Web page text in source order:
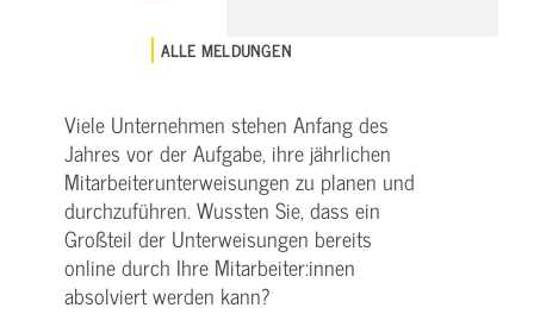
ALLE MELDUNGEN
Viele Unternehmen stehen Anfang des
Jahres vor der Aufgabe, ihre jährlichen
Mitarbeiterunterweisungen zu planen und
durchzuführen. Wussten Sie, dass ein
Großteil der Unterweisungen bereits
online durch Ihre Mitarbeiter:innen
absolviert werden kann?